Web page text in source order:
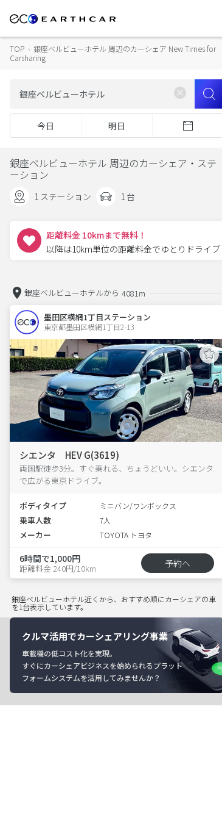
TOP › 銀座ベルビューホテル 周辺のカーシェア New Times for
Carsharing
今日 明日
銀座ベルビューホテル 周辺のカーシェア・ステ
ーション
1 ステーション 1 台
距離料金 10kmまで無料！
以降は10km単位の距離料金でゆとりドライブ
銀座ベルビューホテルから 4081m
墨田区横網1丁目ステーション
東京都墨田区横網1丁目2-13
シエンタ HEV G(3619)
両国駅徒歩3分。すぐ乗れる、ちょうどいい。シエンタ
で広がる東京ドライブ。
ボディタイプ ミニバン/ワンボックス
乗車人数 7人
メーカー TOYOTA トヨタ
6時間で1,000円
距離料金 240円/10km 予約へ
銀座ベルビューホテル近くから、おすすめ順にカーシェアの車
を1台表示しています。
クルマ活用でカーシェアリング事業
車載機の低コスト化を実現。
すぐにカーシェアビジネスを始められるプラット
フォームシステムを活用してみませんか？